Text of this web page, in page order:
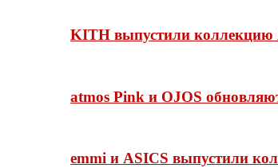
KITH выпустили коллекцию
atmos Pink и OJOS
emmi и ASICS выпустили